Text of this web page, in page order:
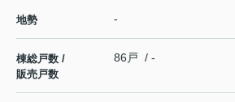
地勢 -
棟総戸数 /
販売戸数
86戸 / -